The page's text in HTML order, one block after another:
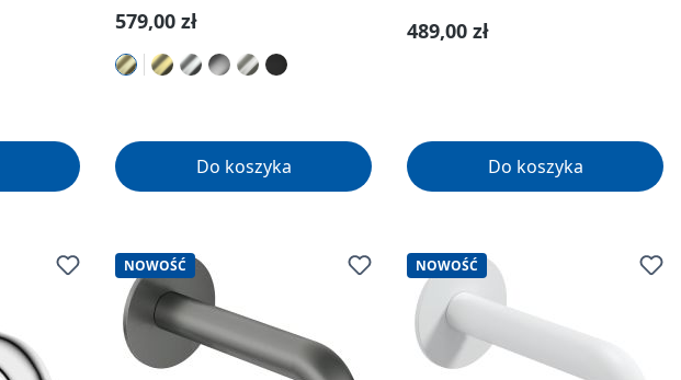
Cena regularna:
579,00 zł
Do koszyka
Cena regularna:
489,00 zł
Do koszyka
NOWOŚĆ NOWOŚĆ